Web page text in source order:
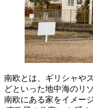
南欧とは、ギリシャや
どといった地中海のリ
南欧にある家をイメー